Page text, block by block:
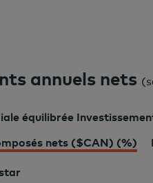
annuels nets (
équilibrée
nets ($CAN) (%)